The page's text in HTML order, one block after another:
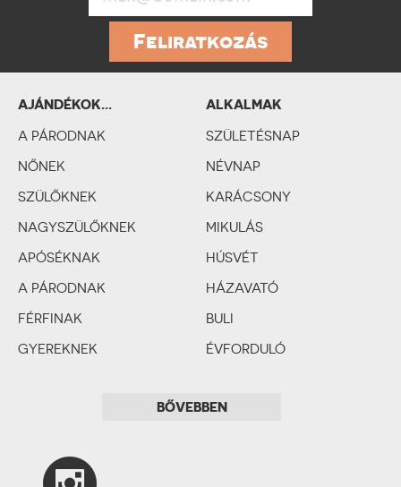
Feliratkozás
AJÁNDÉKOK...
A PÁRODNAK
NŐNEK
SZÜLŐKNEK
NAGYSZÜLŐKNEK
APÓSÉKNAK
A PÁRODNAK
FÉRFINAK
GYEREKNEK
SZERINT
ALKALMAK
SZÜLETÉSNAP
NÉVNAP
KARÁCSONY
MIKULÁS
HÚSVÉT
HÁZAVATÓ
BULI
ÉVFORDULÓ
ESKÜVŐ
BŐVEBBEN